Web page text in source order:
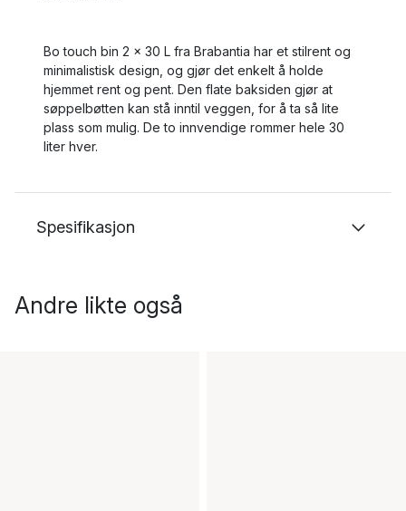
Bo touch bin 2 x 30 L fra Brabantia har et stilrent og
minimalistisk design, og gjør det enkelt å holde
hjemmet rent og pent. Den flate baksiden gjør at
søppelbøtten kan stå inntil veggen, for å ta så lite
plass som mulig. De to innvendige rommer hele 30
liter hver.
Spesifikasjon
Andre likte også